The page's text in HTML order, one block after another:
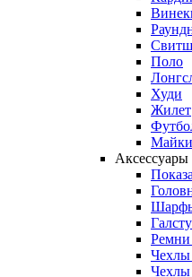
Поло
Худи
Жилет
Майки
Аксессуары
Ремни
Чехлы
Чехлы